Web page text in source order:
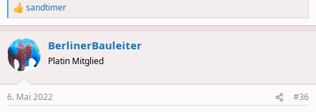
R
e
a
c
t
i
s
sandtimer
BerlinerBauleiter
Platin Mitglied
6. Mai 2022 #36